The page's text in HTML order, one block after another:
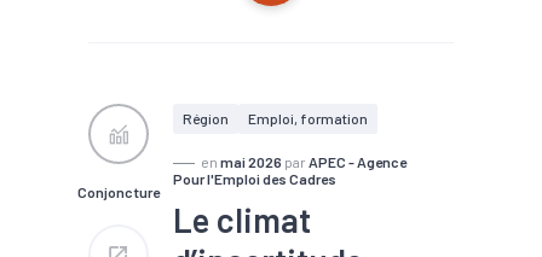
Conjoncture
Région Emploi, formation
en mai 2026 par APEC - Agence
Pour l'Emploi des Cadres
Le climat